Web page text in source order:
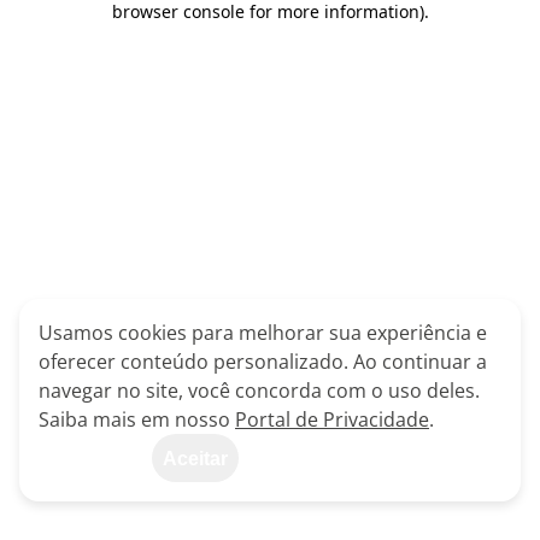
browser console for more information).
Usamos cookies para melhorar sua experiência e
oferecer conteúdo personalizado. Ao continuar a
navegar no site, você concorda com o uso deles.
Saiba mais em nosso Portal de Privacidade.